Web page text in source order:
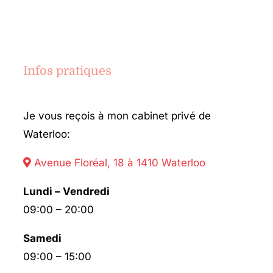
Infos pratiques
Je vous reçois à mon cabinet privé de
Waterloo:
Avenue Floréal, 18 à 1410 Waterloo
Lundi – Vendredi
09:00 – 20:00
Samedi
09:00 – 15:00